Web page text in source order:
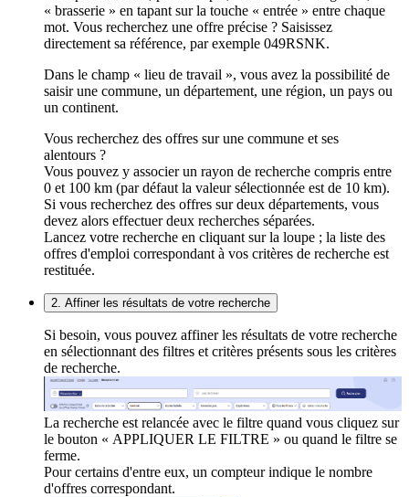
« brasserie » en tapant sur la touche « entrée » entre chaque
mot. Vous recherchez une offre précise ? Saisissez
directement sa référence, par exemple 049RSNK.
Dans le champ « lieu de travail », vous avez la possibilité de
saisir une commune, un département, une région, un pays ou
un continent.
Vous recherchez des offres sur une commune et ses
alentours ?
Vous pouvez y associer un rayon de recherche compris entre
0 et 100 km (par défaut la valeur sélectionnée est de 10 km).
Si vous recherchez des offres sur deux départements, vous
devez alors effectuer deux recherches séparées.
Lancez votre recherche en cliquant sur la loupe ; la liste des
offres d'emploi correspondant à vos critères de recherche est
restituée.
2. Affiner les résultats de votre recherche
Si besoin, vous pouvez affiner les résultats de votre recherche
en sélectionnant des filtres et critères présents sous les critères
de recherche.
La recherche est relancée avec le filtre quand vous cliquez sur
le bouton « APPLIQUER LE FILTRE » ou quand le filtre se
ferme.
Pour certains d'entre eux, un compteur indique le nombre
d'offres correspondant.